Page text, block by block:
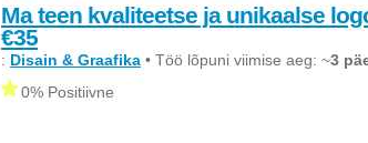
Ma teen kvaliteetse ja unikaalse
€35
: Disain & Graafika • Töö lõpuni viimise aeg: ~3
0% Positiivne